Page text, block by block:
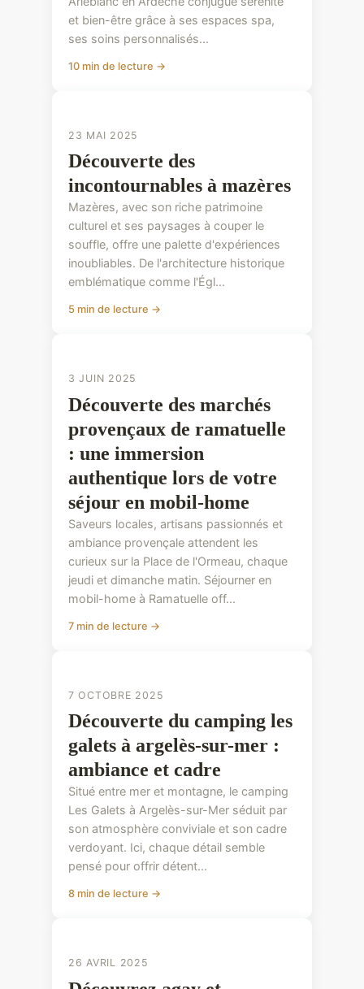
et bien-être grâce à ses espaces spa,
ses soins personnalisés...
10 min de lecture →
23 MAI 2025
Découverte des
incontournables à mazères
Mazères, avec son riche patrimoine
culturel et ses paysages à couper le
souffle, offre une palette d'expériences
inoubliables. De l'architecture historique
emblématique comme l'Égl...
5 min de lecture →
3 JUIN 2025
Découverte des marchés
provençaux de ramatuelle
: une immersion
authentique lors de votre
séjour en mobil-home
Saveurs locales, artisans passionnés et
ambiance provençale attendent les
curieux sur la Place de l'Ormeau, chaque
jeudi et dimanche matin. Séjourner en
mobil-home à Ramatuelle off...
7 min de lecture →
7 OCTOBRE 2025
Découverte du camping les
galets à argelès-sur-mer :
ambiance et cadre
Situé entre mer et montagne, le camping
Les Galets à Argelès-sur-Mer séduit par
son atmosphère conviviale et son cadre
verdoyant. Ici, chaque détail semble
pensé pour offrir détent...
8 min de lecture →
26 AVRIL 2025